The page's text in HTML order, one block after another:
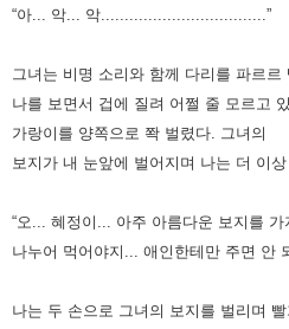
“아... 악... 악...................................”
그녀는 비명 소리와 함께 다리를 파르
나를 보면서 겁에 질려 어쩔 줄 모르고
가랑이를 양쪽으로 쫙 벌렸다. 그녀의
보지가 내 눈앞에 벌어지며 나는 더 이
“오... 혜정이... 아주 아름다운 보지를
나누어 먹어야지... 애인한테만 주면 안
나는 두 손으로 그녀의 보지를 벌리며